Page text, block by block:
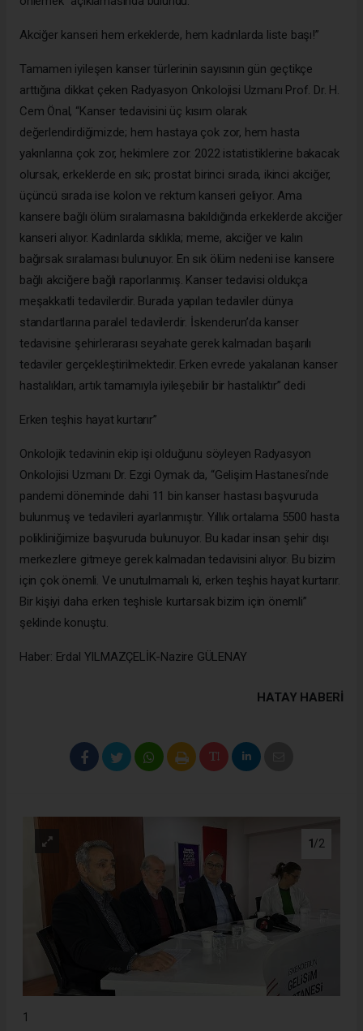
Akciğer kanseri hem erkeklerde, hem kadınlarda liste başı!”
Tamamen iyileşen kanser türlerinin sayısının gün geçtikçe
arttığına dikkat çeken Radyasyon Onkolojisi Uzmanı Prof. Dr. H.
Cem Önal, “Kanser tedavisini üç kısım olarak
değerlendirdiğimizde; hem hastaya çok zor, hem hasta
yakınlarına çok zor, hekimlere zor. 2022 istatistiklerine bakacak
olursak, erkeklerde en sık; prostat birinci sırada, ikinci akciğer,
üçüncü sırada ise kolon ve rektum kanseri geliyor. Ama
kansere bağlı ölüm sıralamasına bakıldığında erkeklerde akciğer
kanseri alıyor. Kadınlarda sıklıkla; meme, akciğer ve kalın
bağırsak sıralaması bulunuyor. En sık ölüm nedeni ise kansere
bağlı akciğere bağlı raporlanmış. Kanser tedavisi oldukça
meşakkatli tedavilerdir. Burada yapılan tedaviler dünya
standartlarına paralel tedavilerdir. İskenderun’da kanser
tedavisine şehirlerarası seyahate gerek kalmadan başarılı
tedaviler gerçekleştirilmektedir. Erken evrede yakalanan kanser
hastalıkları, artık tamamıyla iyileşebilir bir hastalıktır” dedi
Erken teşhis hayat kurtarır”
Onkolojik tedavinin ekip işi olduğunu söyleyen Radyasyon
Onkolojisi Uzmanı Dr. Ezgi Oymak da, “Gelişim Hastanesi’nde
pandemi döneminde dahi 11 bin kanser hastası başvuruda
bulunmuş ve tedavileri ayarlanmıştır. Yıllık ortalama 5500 hasta
polikliniğimize başvuruda bulunuyor. Bu kadar insan şehir dışı
merkezlere gitmeye gerek kalmadan tedavisini alıyor. Bu bizim
için çok önemli. Ve unutulmamalı ki, erken teşhis hayat kurtarır.
Bir kişiyi daha erken teşhisle kurtarsak bizim için önemli”
şeklinde konuştu.
Haber: Erdal YILMAZÇELİK-Nazire GÜLENAY
HATAY HABERİ
1 /2
1